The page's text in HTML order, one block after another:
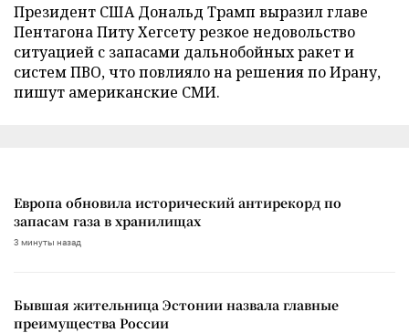
Президент США Дональд Трамп выразил главе
Пентагона Питу Хегсету резкое недовольство
ситуацией с запасами дальнобойных ракет и
систем ПВО, что повлияло на решения по Ирану,
пишут американские СМИ.
Европа обновила исторический антирекорд по
запасам газа в хранилищах
3 минуты назад
Бывшая жительница Эстонии назвала главные
преимущества России